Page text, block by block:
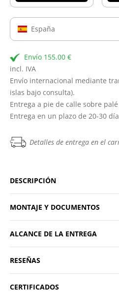
España
Envío 155.00 €
incl. IVA
Envío internacional mediante
islas bajo consulta).
Entrega a pie de calle sobre
Entrega en un plazo de 20-30
Detalles de entrega en el
DESCRIPCIÓN
MONTAJE Y DOCUMENTOS
ALCANCE DE LA ENTREGA
RESEÑAS
CERTIFICADOS